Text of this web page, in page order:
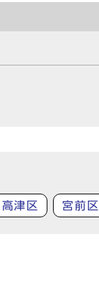
高津区 宮前区